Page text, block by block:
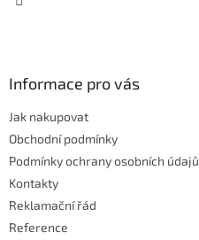
Informace pro vás
Jak nakupovat
Obchodní podmínky
Podmínky ochrany osobních údajů
Kontakty
Reklamační řád
Reference